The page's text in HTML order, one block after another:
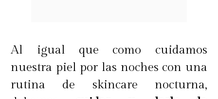
Al igual que como cuidamos
nuestra piel por las noches con una
rutina de skincare nocturna,